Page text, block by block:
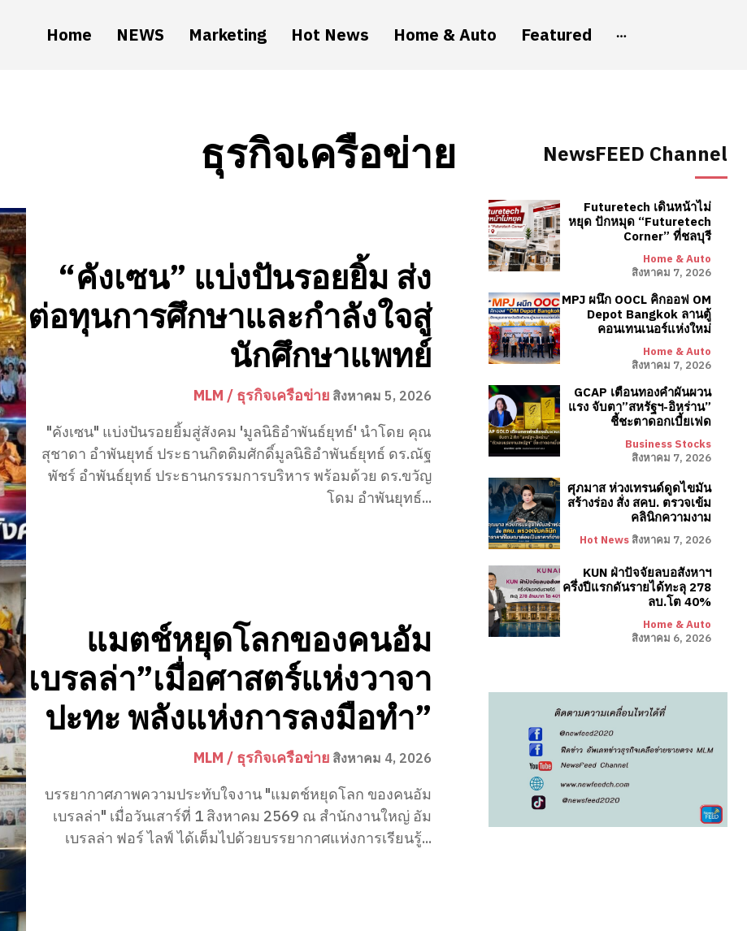
Home NEWS Marketing Hot News Home & Auto Featured
ธุรกิจเครือข่าย
“คังเซน” แบ่งปันรอยยิ้ม ส่ง
ต่อทุนการศึกษาและกำลังใจสู่
นักศึกษาแพทย์
MLM / ธุรกิจเครือข่าย สิงหาคม 5, 2026
"คังเซน" แบ่งปันรอยยิ้มสู่สังคม 'มูลนิธิอำพันธ์ยุทธ์' นำโดย คุณ
สุชาดา อำพันยุทธ์ ประธานกิตติมศักดิ์มูลนิธิอำพันธ์ยุทธ์ ดร.ณัฐ
พัชร์ อำพันธ์ยุทธ์ ประธานกรรมการบริหาร พร้อมด้วย ดร.ขวัญ
โดม อำพันยุทธ์...
แมตช์หยุดโลกของคนอัม
เบรลล่า”เมื่อศาสตร์แห่งวาจา
ปะทะ พลังแห่งการลงมือทำ”
MLM / ธุรกิจเครือข่าย สิงหาคม 4, 2026
บรรยากาศภาพความประทับใจงาน "แมตช์หยุดโลก ของคนอัม
เบรลล่า" เมื่อวันเสาร์ที่ 1 สิงหาคม 2569 ณ สำนักงานใหญ่ อัม
เบรลล่า ฟอร์ ไลฟ์ ได้เต็มไปด้วยบรรยากาศแห่งการเรียนรู้...
NewsFEED Channel
Futuretech เดินหน้าไม่
หยุด ปักหมุด “Futuretech
Corner” ที่ชลบุรี
Home & Auto
สิงหาคม 7, 2026
MPJ ผนึก OOCL คิกออฟ OM
Depot Bangkok ลานตู้
คอนเทนเนอร์แห่งใหม่
Home & Auto
สิงหาคม 7, 2026
GCAP เตือนทองคำผันผวน
แรง จับตา”สหรัฐฯ-อิหร่าน”
ชี้ชะตาดอกเบี้ยเฟด
Business Stocks
สิงหาคม 7, 2026
ศุภมาส ห่วงเทรนด์ดูดไขมัน
สร้างร่อง สั่ง สคบ. ตรวจเข้ม
คลินิกความงาม
Hot News สิงหาคม 7, 2026
KUN ฝ่าปัจจัยลบอสังหาฯ
ครึ่งปีแรกดันรายได้ทะลุ 278
ลบ.โต 40%
Home & Auto
สิงหาคม 6, 2026